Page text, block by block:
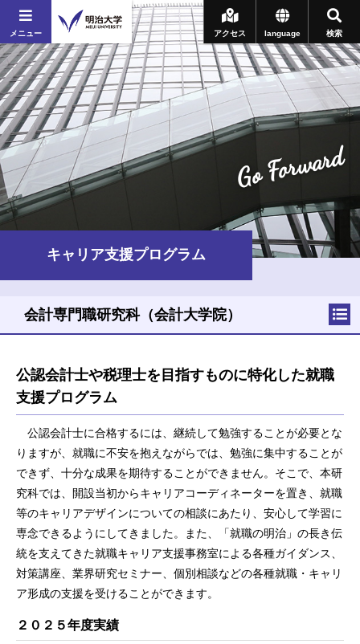
メニュー 検索
language
アクセス
Go Forward
キャリア支援プログラム
公認会計士や税理士を目指すものに特化した就職
支援プログラム
公認会計士に合格するには、継続して勉強することが必要とな
りますが、就職に不安を抱えながらでは、勉強に集中することが
できず、十分な成果を期待することができません。そこで、本研
究科では、開設当初からキャリアコーディネーターを置き、就職
等のキャリアデザインについての相談にあたり、安心して学習に
専念できるようにしてきました。また、「就職の明治」の長き伝
統を支えてきた就職キャリア支援事務室による各種ガイダンス、
対策講座、業界研究セミナー、個別相談などの各種就職・キャリ
ア形成の支援を受けることができます。
２０２５年度実績
会計専門職研究科（会計大学院）